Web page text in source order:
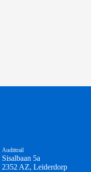
Audittrail
Sisalbaan 5a
2352 AZ, Leiderdorp